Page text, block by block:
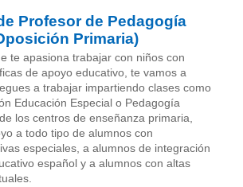
Profesor de Pedagogía
Primaria)
te apasiona trabajar con niños con
de apoyo educativo, te vamos a
a trabajar impartiendo clases como
Educación Especial o Pedagogía
los centros de enseñanza primaria,
a todo tipo de alumnos con
especiales, a alumnos de integración
español y a alumnos con altas